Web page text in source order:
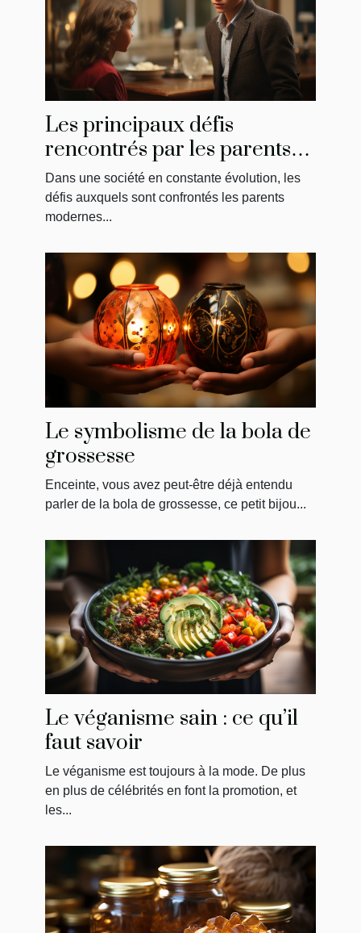
Les principaux défis
rencontrés par les parents
modernes : la solution de
May
Dans une société en constante évolution, les
défis auxquels sont confrontés les parents
modernes...
Le symbolisme de la bola de
grossesse
Enceinte, vous avez peut-être déjà entendu
parler de la bola de grossesse, ce petit bijou...
Le véganisme sain : ce qu’il
faut savoir
Le véganisme est toujours à la mode. De plus
en plus de célébrités en font la promotion, et
les...